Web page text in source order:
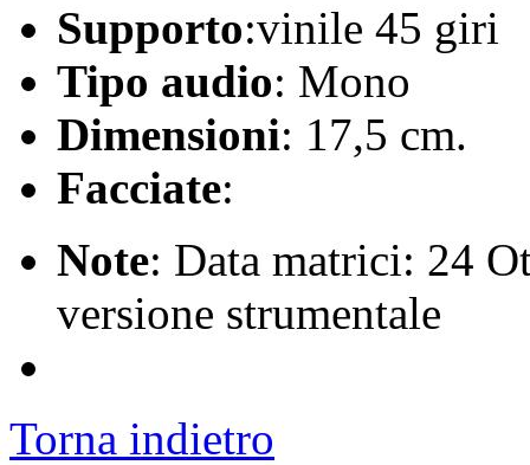
Supporto:vinile 45 giri
Tipo audio: Mono
Dimensioni: 17,5 cm.
Facciate:
Note: Data matrici: 24
versione strumentale
Torna indietro